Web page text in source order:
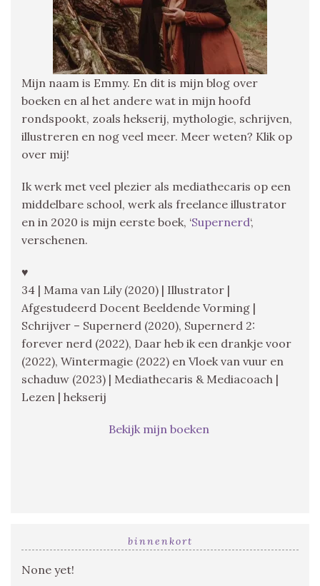
Mijn naam is Emmy. En dit is mijn blog over
boeken en al het andere wat in mijn hoofd
rondspookt, zoals hekserij, mythologie, schrijven,
illustreren en nog veel meer. Meer weten? Klik op
over mij!
Ik werk met veel plezier als mediathecaris op een
middelbare school, werk als freelance illustrator
en in 2020 is mijn eerste boek, ‘Supernerd‘,
verschenen.
♥
34 | Mama van Lily (2020) | Illustrator |
Afgestudeerd Docent Beeldende Vorming |
Schrijver – Supernerd (2020), Supernerd 2:
forever nerd (2022), Daar heb ik een drankje voor
(2022), Wintermagie (2022) en Vloek van vuur en
schaduw (2023) | Mediathecaris & Mediacoach |
Lezen | hekserij
Bekijk mijn boeken
binnenkort
None yet!